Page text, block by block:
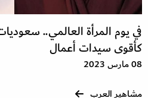
في يوم المرأة العالمي..
كأقوى سيدات أعمال
08 مارس 2023
مشاهير العرب